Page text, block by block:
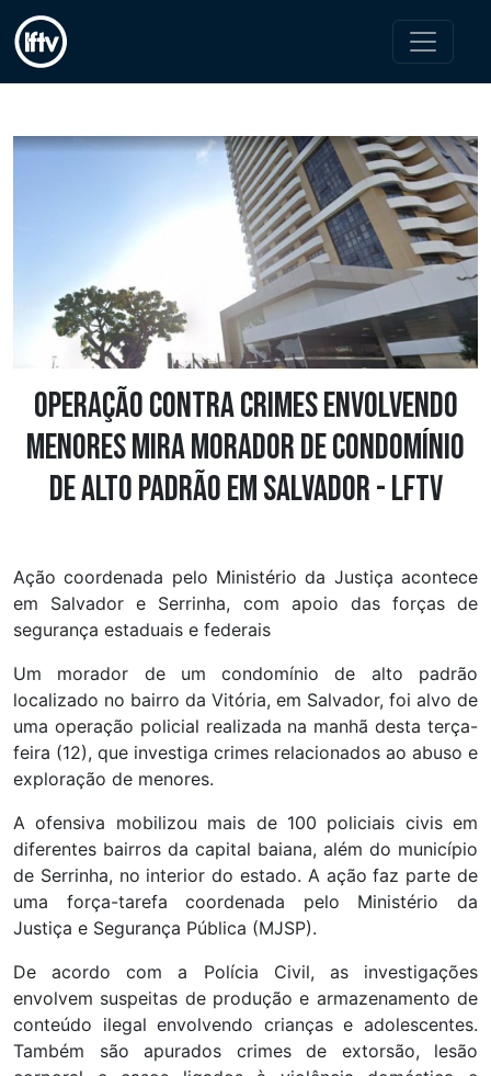
Operação contra crimes envolvendo
menores mira morador de condomínio
de alto padrão em Salvador - LFTV
Ação coordenada pelo Ministério da Justiça acontece
em Salvador e Serrinha, com apoio das forças de
segurança estaduais e federais
Um morador de um condomínio de alto padrão
localizado no bairro da Vitória, em Salvador, foi alvo de
uma operação policial realizada na manhã desta terça-
feira (12), que investiga crimes relacionados ao abuso e
exploração de menores.
A ofensiva mobilizou mais de 100 policiais civis em
diferentes bairros da capital baiana, além do município
de Serrinha, no interior do estado. A ação faz parte de
uma força-tarefa coordenada pelo Ministério da
Justiça e Segurança Pública (MJSP).
De acordo com a Polícia Civil, as investigações
envolvem suspeitas de produção e armazenamento de
conteúdo ilegal envolvendo crianças e adolescentes.
Também são apurados crimes de extorsão, lesão